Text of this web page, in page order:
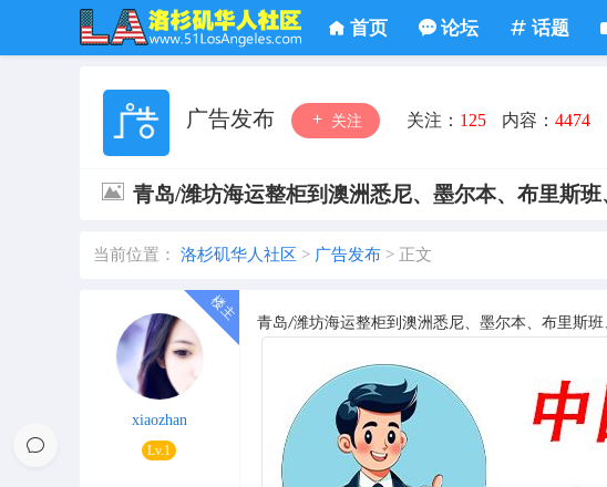
首页 论坛 话题
广告发布 关注 关注： 125 内容： 4474
青岛/潍坊海运整柜到澳洲悉尼、墨尔本、布里斯班
当前位置： 洛杉矶华人社区 > 广告发布 > 正文
xiaozhan
Lv.1
青岛/潍坊海运整柜到澳洲悉尼、墨尔本、布里斯